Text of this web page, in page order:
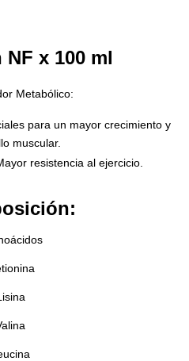
NF x 100 ml
Metabólico:
para un mayor crecimiento y
muscular.
resistencia al ejercicio.